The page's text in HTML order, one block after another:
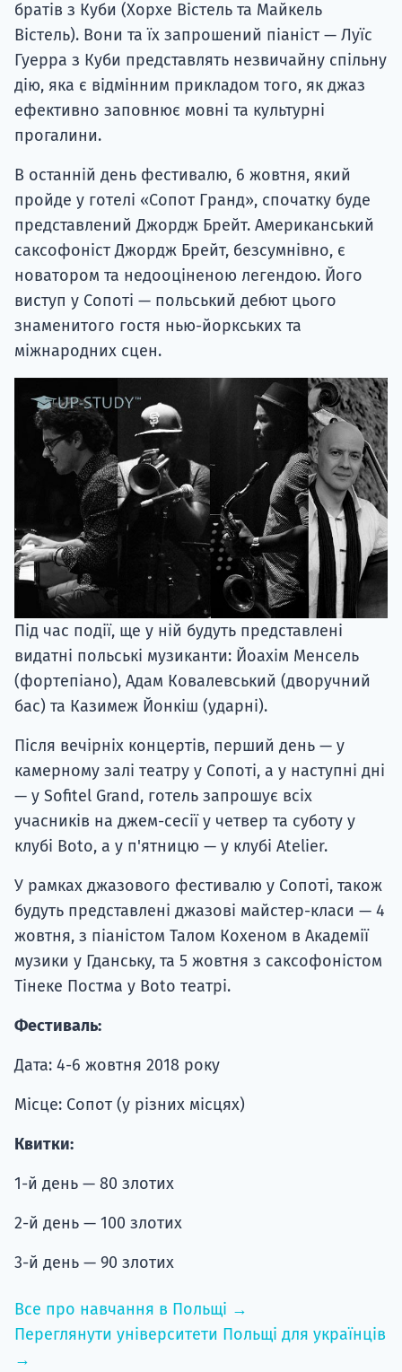
братів з Куби (Хорхе Вістель та Майкель
Вістель). Вони та їх запрошений піаніст — Луїс
Гуерра з Куби представлять незвичайну спільну
дію, яка є відмінним прикладом того, як джаз
ефективно заповнює мовні та культурні
прогалини.
В останній день фестивалю, 6 жовтня, який
пройде у готелі «Сопот Гранд», спочатку буде
представлений Джордж Брейт. Американський
саксофоніст Джордж Брейт, безсумнівно, є
новатором та недооціненою легендою. Його
виступ у Сопоті — польський дебют цього
знаменитого гостя нью-йоркських та
міжнародних сцен.
Під час події, ще у ній будуть представлені
видатні польські музиканти: Йоахім Менсель
(фортепіано), Адам Ковалевський (дворучний
бас) та Казимеж Йонкіш (ударні).
Після вечірніх концертів, перший день — у
камерному залі театру у Сопоті, а у наступні дні
— у Sofitel Grand, готель запрошує всіх
учасників на джем-сесії у четвер та суботу у
клубі Botо, а у п'ятницю — у клубі Atelier.
У рамках джазового фестивалю у Сопоті, також
будуть представлені джазові майстер-класи — 4
жовтня, з піаністом Талом Кохеном в Академії
музики у Гданську, та 5 жовтня з саксофоністом
Тінеке Постма у Boto театрі.
Фестиваль:
Дата: 4-6 жовтня 2018 року
Місце: Сопот (у різних місцях)
Квитки:
1-й день — 80 злотих
2-й день — 100 злотих
3-й день — 90 злотих
Все про навчання в Польщі →
Переглянути університети Польщі для українців
→